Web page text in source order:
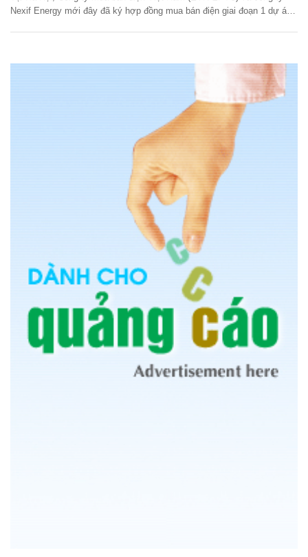
Nexif Energy mới đây đã ký hợp đồng mua bán điện giai đoạn 1 dự án